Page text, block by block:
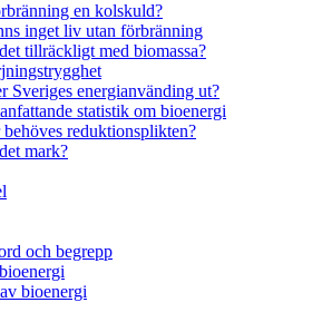
en kolskuld?
inget liv utan förbränning
tillräckligt med biomassa?
Sveriges energianvänding ut?
statistik om bioenergi
reduktionsplikten?
mark?
och begrepp
bioenergi